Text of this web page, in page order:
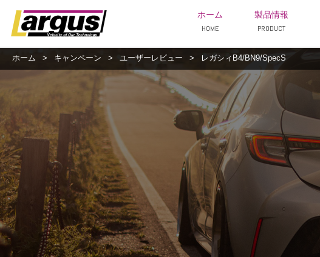
ホーム
HOME
製品情報
PRODUCT
ホーム > キャンペーン > ユーザーレビュー > レガシィB4/BN9/SpecS